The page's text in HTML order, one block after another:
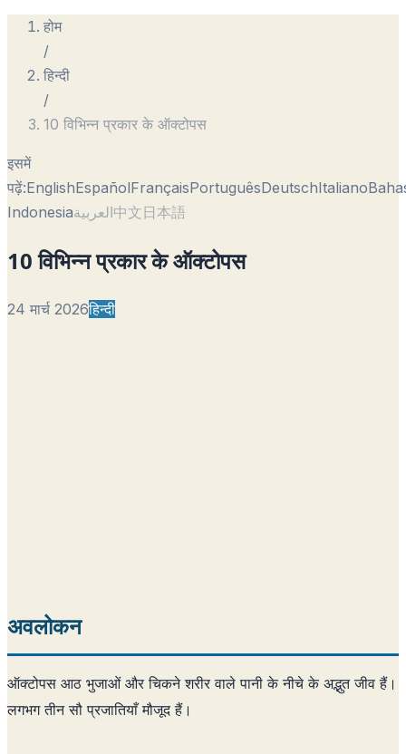
होम
/
हिन्दी
/
10 विभिन्न प्रकार के ऑक्टोपस
इसमें
पढ़ें:EnglishEspañolFrançaisPortuguêsDeutschItaliano
Indonesiaالعربية中文日本語
10 विभिन्न प्रकार के ऑक्टोपस
24 मार्च 2026हिन्दी
अवलोकन
ऑक्टोपस आठ भुजाओं और चिकने शरीर वाले पानी के नीचे के अद्भुत जीव हैं।
लगभग तीन सौ प्रजातियाँ मौजूद हैं।